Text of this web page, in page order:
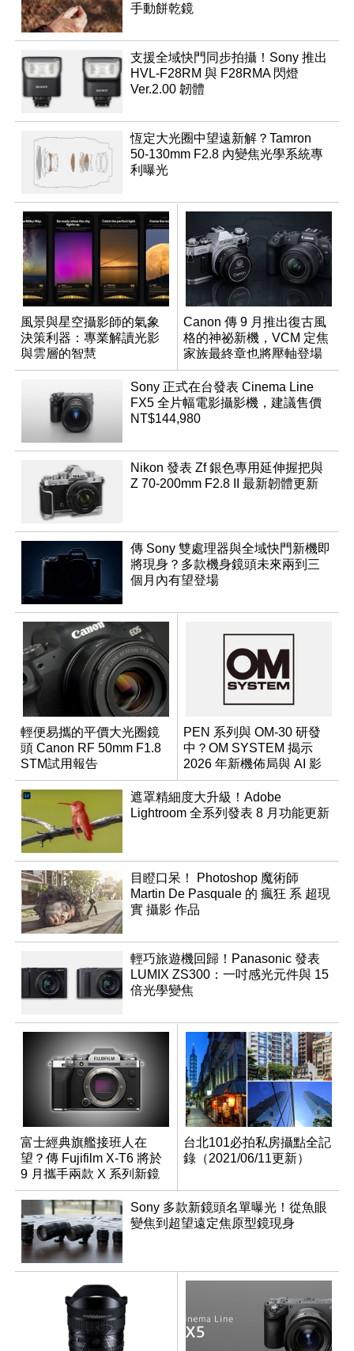
手動餅乾鏡
支援全域快門同步拍攝！Sony 推出
HVL-F28RM 與 F28RMA 閃燈
Ver.2.00 韌體
恆定大光圈中望遠新解？Tamron
50-130mm F2.8 內變焦光學系統專
利曝光
風景與星空攝影師的氣象
決策利器：專業解讀光影
與雲層的智慧
App「Atmos」登場
Canon 傳 9 月推出復古風
格的神祕新機，VCM 定焦
家族最終章也將壓軸登場
Sony 正式在台發表 Cinema Line
FX5 全片幅電影攝影機，建議售價
NT$144,980
Nikon 發表 Zf 銀色專用延伸握把與
Z 70-200mm F2.8 II 最新韌體更新
傳 Sony 雙處理器與全域快門新機即
將現身？多款機身鏡頭未來兩到三
個月內有望登場
輕便易攜的平價大光圈鏡
頭 Canon RF 50mm F1.8
STM試用報告
PEN 系列與 OM-30 研發
中？OM SYSTEM 揭示
2026 年新機佈局與 AI 影
像藍圖
遮罩精細度大升級！Adobe
Lightroom 全系列發表 8 月功能更新
目瞪口呆！ Photoshop 魔術師
Martin De Pasquale 的 瘋狂 系 超現
實 攝影 作品
輕巧旅遊機回歸！Panasonic 發表
LUMIX ZS300：一吋感光元件與 15
倍光學變焦
富士經典旗艦接班人在
望？傳 Fujifilm X-T6 將於
9 月攜手兩款 X 系列新鏡
頭登場
台北101必拍私房攝點全記
錄（2021/06/11更新）
Sony 多款新鏡頭名單曝光！從魚眼
變焦到超望遠定焦原型鏡現身